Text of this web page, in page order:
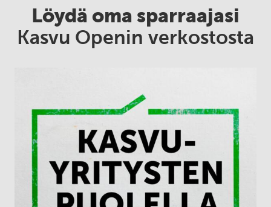
Löydä oma sparraajasi
Kasvu Openin verkostosta